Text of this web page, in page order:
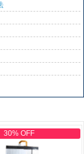
30% OFF